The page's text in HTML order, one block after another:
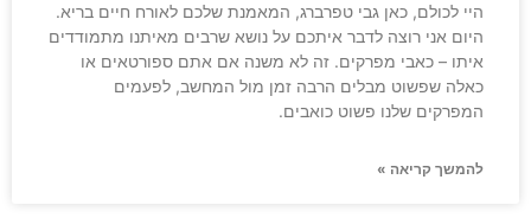
היי לכולם, כאן גבי טפרברג, המאמנת שלכם לאורח חיים בריא.
היום אני רוצה לדבר איתכם על נושא שרבים מאיתנו מתמודדים
איתו – כאבי מפרקים. זה לא משנה אם אתם ספורטאים או
כאלה שפשוט מבלים הרבה זמן מול המחשב, לפעמים
המפרקים שלנו פשוט כואבים.
להמשך קריאה »